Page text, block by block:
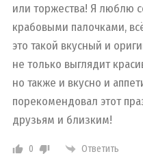
или торжества! Я люблю
крабовыми палочками,
это такой вкусный и
не только выглядит
но также и вкусно и
порекомендовал этот
друзьям и близким!
0 Ответить